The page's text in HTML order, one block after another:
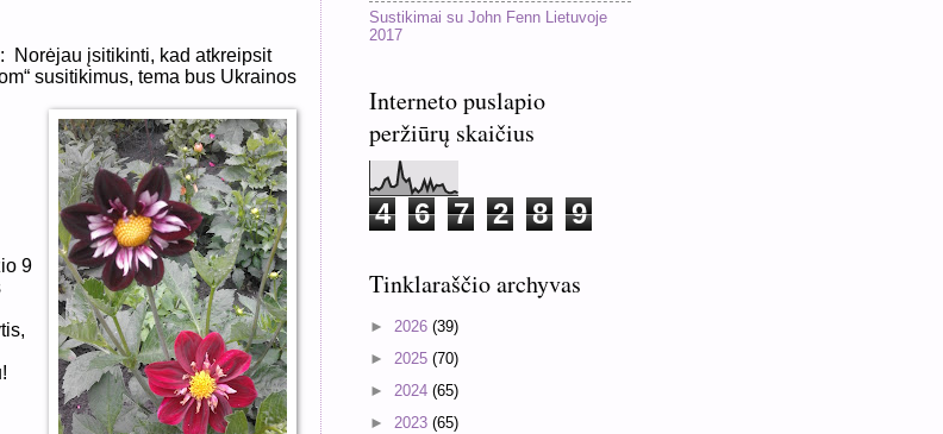
Norėjau įsitikinti, kad atkreipsit
susitikimus, tema bus Ukrainos
9
Sustikimai su John Fenn Lietuvoje
2017
Interneto puslapio
peržiūrų skaičius
4 6 7 2 8 9
Tinklaraščio archyvas
► 2026 (39)
► 2025 (70)
► 2024 (65)
► 2023 (65)